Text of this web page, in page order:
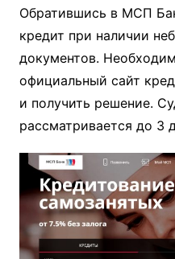
Обратившись в МСП
кредит при наличии
документов.
официальный сайт
и получить решение.
рассматривается до 3